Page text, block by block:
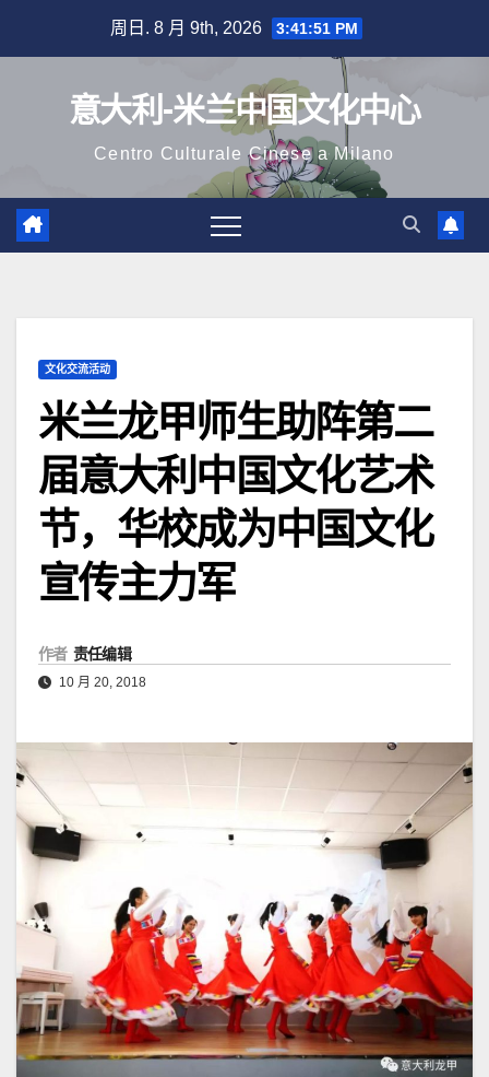
周日. 8 月 9th, 2026 3:41:54 PM
意大利-米兰中国文化中心
Centro Culturale Cinese a Milano
文化交流活动
米兰龙甲师生助阵第二
届意大利中国文化艺术
节，华校成为中国文化
宣传主力军
作者 责任编辑
10 月 20, 2018